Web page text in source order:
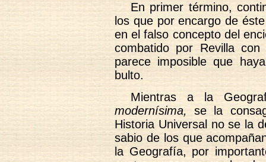
En primer término,
los que por encargo de
en el falso concepto del
combatido por Revilla
parece imposible que
bulto.
Mientras a la
modernísima, se la
Historia Universal no se la
sabio de los que
la Geografía, por